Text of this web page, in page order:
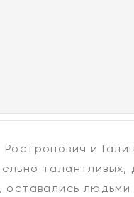
Ростропович и
талантливых,
оставались